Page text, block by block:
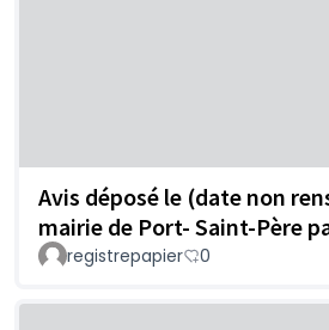
Avis déposé le (date non
mairie de Port- Saint-Père
registrepapier 0